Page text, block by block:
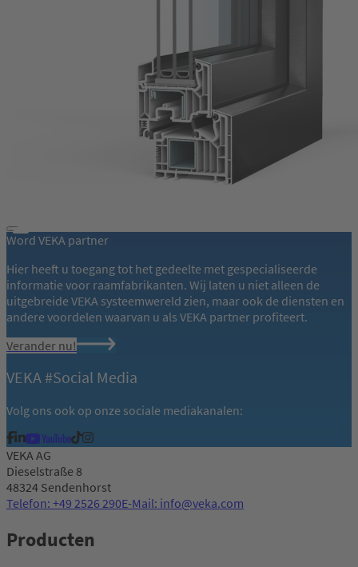
Word VEKA partner
Hier heeft u toegang tot het gedeelte met gespecialiseerde
informatie voor raamfabrikanten. Wij laten u niet alleen de
uitgebreide VEKA systeemwereld zien, maar ook de diensten en
andere voordelen waarvan u als VEKA partner profiteert.
Verander nu!
VEKA #Social Media
Volg ons ook op onze sociale mediakanalen:
VEKA AG
Dieselstraße 8
48324 Sendenhorst
Telefon: +49 2526 290E-Mail: info@veka.com
Producten